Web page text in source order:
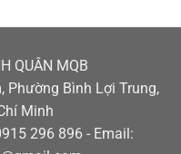
QUÂN MQB
Phường Bình Lợi Trung,
Minh
296 896 - Email: